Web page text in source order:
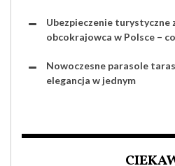
Ubezpieczenie
obcokrajowca w Polsce –
Nowoczesne parasole
elegancja w jednym